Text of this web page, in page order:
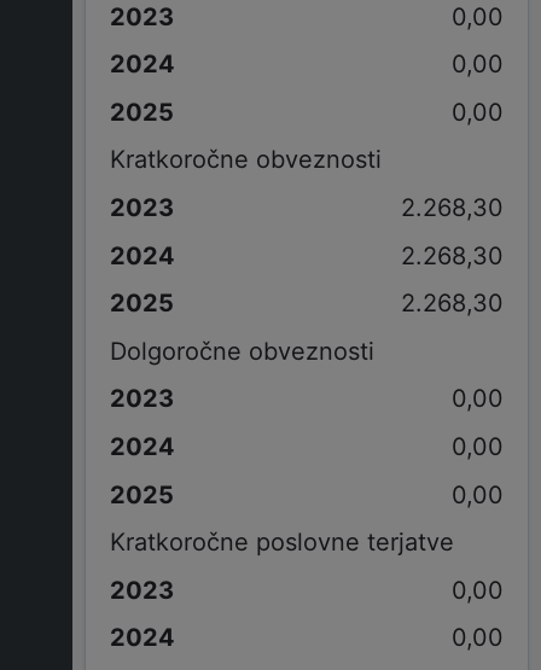
0,00
0,00
0,00
Kratkoročne obveznosti
2.268,30
2.268,30
2.268,30
Dolgoročne obveznosti
0,00
0,00
0,00
Kratkoročne poslovne terjatve
0,00
0,00